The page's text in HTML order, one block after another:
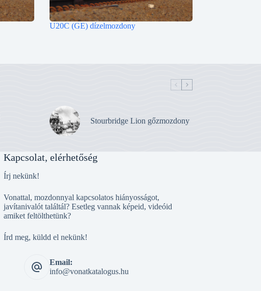
U20C (GE) dízelmozdony
Stourbridge Lion gőzmozdony
Kapcsolat, elérhetőség
Írj nekünk!
Vonattal, mozdonnyal kapcsolatos hiányosságot,
javítanivalót találtál? Esetleg vannak képeid, videóid
amiket feltölthetünk?
Írd meg, küldd el nekünk!
Email:
info@vonatkatalogus.hu